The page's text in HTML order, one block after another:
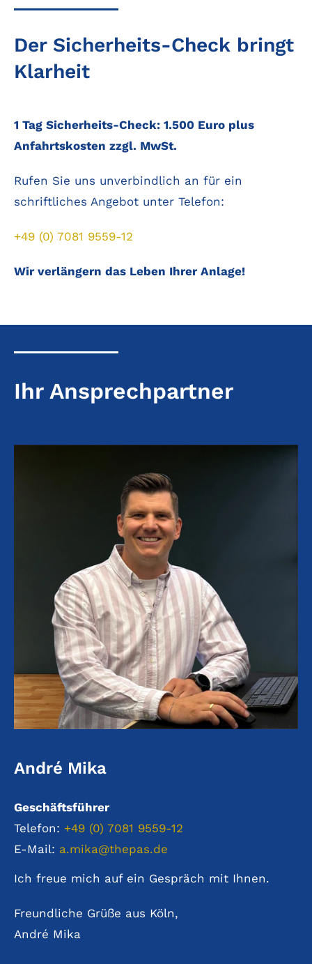
Der Sicherheits-Check bringt
Klarheit
1 Tag Sicherheits-Check: 1.500 Euro plus
Anfahrtskosten zzgl. MwSt.
Rufen Sie uns unverbindlich an für ein
schriftliches Angebot unter Telefon:
+49 (0) 7081 9559-12
Wir verlängern das Leben Ihrer Anlage!
Ihr Ansprechpartner
André Mika
Geschäftsführer
Telefon: +49 (0) 7081 9559-12
E-Mail: a.mika@thepas.de
Ich freue mich auf ein Gespräch mit Ihnen.
Freundliche Grüße aus Köln,
André Mika